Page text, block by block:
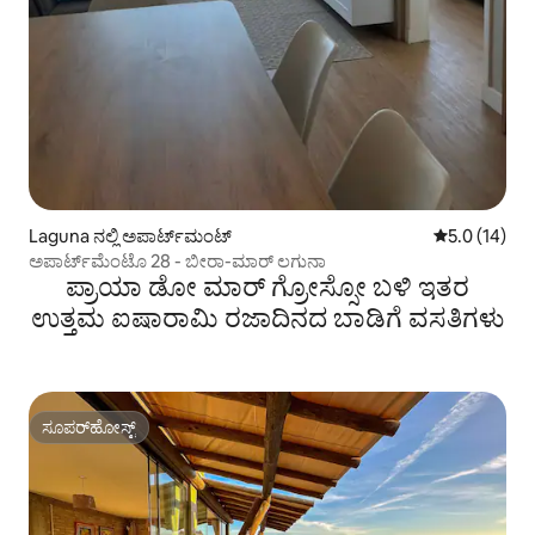
Laguna ನಲ್ಲಿ ಅಪಾರ್ಟ್‌ಮಂಟ್ 5 ರಲ್ಲಿ 5.0
5.0 (14)
ಅಪಾರ್ಟ್‌ಮೆಂಟೊ 28 - ಬೀರಾ-ಮಾರ್ ಲಗುನಾ
ಪ್ರಾಯಾ ಡೋ ಮಾರ್ ಗ್ರೋಸ್ಸೋ ಬಳಿ ಇತರ
ಉತ್ತಮ ಐಷಾರಾಮಿ ರಜಾದಿನದ ಬಾಡಿಗೆ ವಸತಿಗಳು
ಸೂಪರ್‌ಹೋಸ್ಟ್
ಸೂಪರ್‌ಹೋಸ್ಟ್